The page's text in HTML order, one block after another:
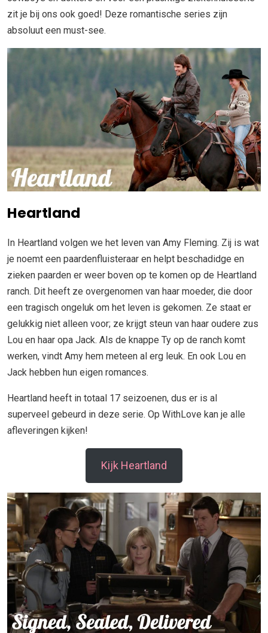
zit je bij ons ook goed! Deze romantische series zijn
absoluut een must-see.
Heartland
In Heartland volgen we het leven van Amy Fleming. Zij is wat
je noemt een paardenfluisteraar en helpt beschadidge en
zieken paarden er weer boven op te komen op de Heartland
ranch. Dit heeft ze overgenomen van haar moeder, die door
een tragisch ongeluk om het leven is gekomen. Ze staat er
gelukkig niet alleen voor; ze krijgt steun van haar oudere zus
Lou en haar opa Jack. Als de knappe Ty op de ranch komt
werken, vindt Amy hem meteen al erg leuk. En ook Lou en
Jack hebben hun eigen romances.
Heartland heeft in totaal 17 seizoenen, dus er is al
superveel gebeurd in deze serie. Op WithLove kan je alle
afleveringen kijken!
Kijk Heartland